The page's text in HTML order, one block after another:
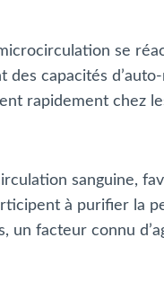
se
capacités
rapidement chez
sanguine,
à purifier la
un facteur connu